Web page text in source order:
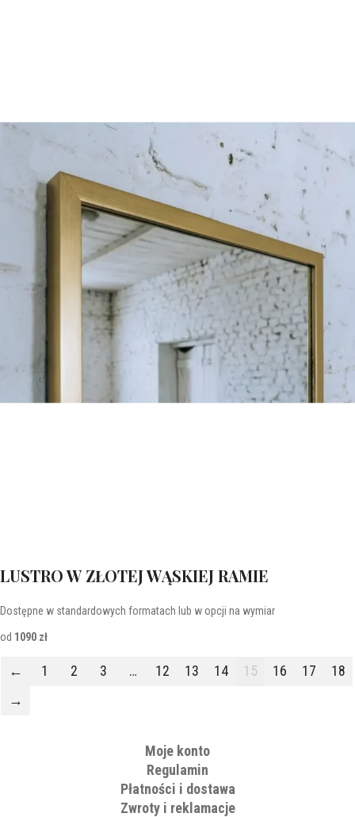
LUSTRO W ZŁOTEJ WĄSKIEJ RAMIE
Dostępne w standardowych formatach lub w opcji na wymiar
od 1090 zł
← 1 2 3 … 12 13 14 15 16 17
18
→
Moje konto
Regulamin
Płatności i dostawa
Zwroty i reklamacje